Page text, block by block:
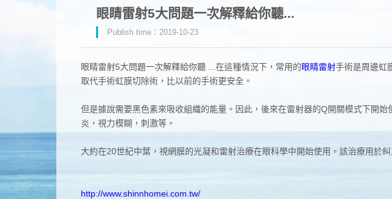
眼睛雷射5大問題一次解釋給你聽...
Publish time：2019-10-23
眼睛雷射5大問題一次解釋給你聽 ...在這種情況下，常用的眼睛雷射手術是周邊虹
取代手術虹膜切除術，比以前的手術更安全。
但是據說需要黑色素來吸收組織的能量。因此，後來在雷射器的Q開關模式下開
炎，視力模糊，刺激等。
大約在20世紀中葉，視網膜的光凝和雷射治療在眼科學中開始使用。該治療用於
http://www.shinnhomei.com.tw/